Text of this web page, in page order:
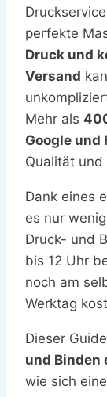
perfekte
Druck und
Versand
Mehr als
Google und
Qualität und
Dank eines
es nur
Druck- und
bis 12 Uhr
noch am
Werktag
Dieser
und Binden
wie sich